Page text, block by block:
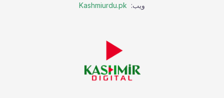
ویب: Kashmiurdu.pk